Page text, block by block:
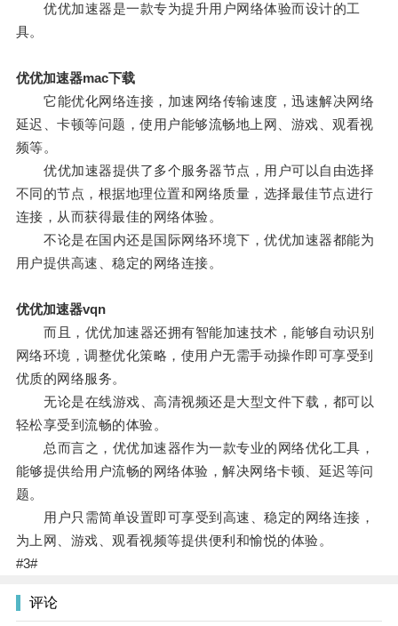
优优加速器是一款专为提升用户网络体验而设计的工
具。
优优加速器mac下载
它能优化网络连接，加速网络传输速度，迅速解决网络
延迟、卡顿等问题，使用户能够流畅地上网、游戏、观看视
频等。
优优加速器提供了多个服务器节点，用户可以自由选择
不同的节点，根据地理位置和网络质量，选择最佳节点进行
连接，从而获得最佳的网络体验。
不论是在国内还是国际网络环境下，优优加速器都能为
用户提供高速、稳定的网络连接。
优优加速器vqn
而且，优优加速器还拥有智能加速技术，能够自动识别
网络环境，调整优化策略，使用户无需手动操作即可享受到
优质的网络服务。
无论是在线游戏、高清视频还是大型文件下载，都可以
轻松享受到流畅的体验。
总而言之，优优加速器作为一款专业的网络优化工具，
能够提供给用户流畅的网络体验，解决网络卡顿、延迟等问
题。
用户只需简单设置即可享受到高速、稳定的网络连接，
为上网、游戏、观看视频等提供便利和愉悦的体验。
#3#
评论